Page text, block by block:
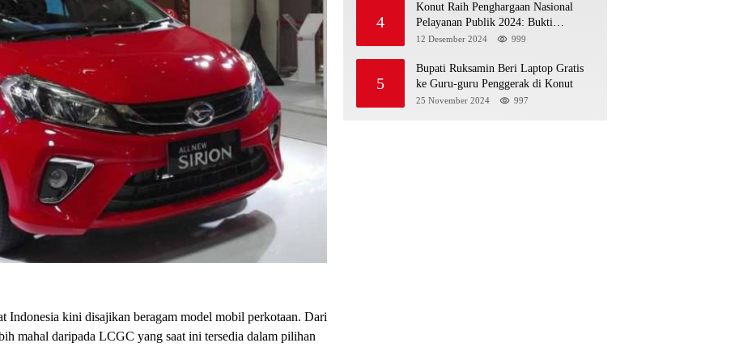
Indonesia kini disajikan beragam model mobil perkotaan. Dari
mahal daripada LCGC yang saat ini tersedia dalam pilihan
4
Konut Raih Penghargaan Nasional
Pelayanan Publik 2024: Bukti
Komitmen Menuju Pelayanan Prima
12 Desember 2024 999
5
Bupati Ruksamin Beri Laptop Gratis
ke Guru-guru Penggerak di Konut
25 November 2024 997